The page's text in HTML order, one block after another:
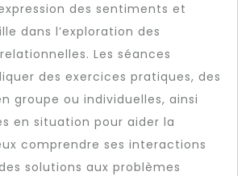
des sentiments et
dans l’exploration des
Les séances
des exercices pratiques, des
groupe ou individuelles, ainsi
en situation pour aider la
comprendre ses interactions
solutions aux problèmes